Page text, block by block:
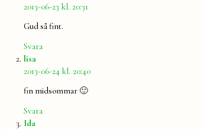
2013-06-23 kl. 20:31
Gud så fint.
Svara
lisa
2013-06-24 kl. 20:40
fin midsommar 🙂
Svara
Ida